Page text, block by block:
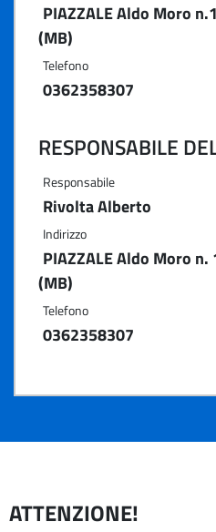
PIAZZALE Aldo Moro
(MB)
Telefono
0362358307
RESPONSABILE
Responsabile
Rivolta Alberto
Indirizzo
PIAZZALE Aldo Moro n.
(MB)
Telefono
0362358307
ATTENZIONE!